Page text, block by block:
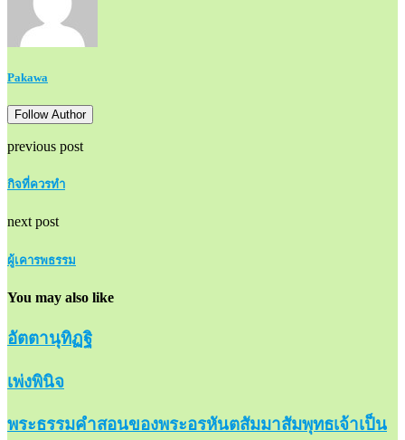
Pakawa
Follow Author
previous post
กิจที่ควรทำ
next post
ผู้เคารพธรรม
You may also like
อัตตานุทิฏฐิ
เพ่งพินิจ
พระธรรมคำสอนของพระอรหันตสัมมาสัมพุทธเจ้าเป็น